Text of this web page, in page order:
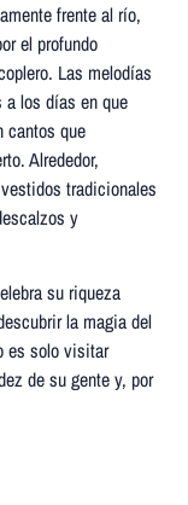
frente al río,
el profundo
Las melodías
a los días en que
cantos que
Alrededor,
tradicionales
y
su riqueza
la magia del
es solo visitar
de su gente y, por